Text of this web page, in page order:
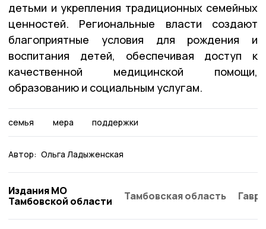
детьми и укрепления традиционных семейных
ценностей. Региональные власти создают
благоприятные условия для рождения и
воспитания детей, обеспечивая доступ к
качественной медицинской помощи,
образованию и социальным услугам.
семья мера поддержки
Автор: Ольга Ладыженская
Издания МО
Тамбовской области
Тамбовская область